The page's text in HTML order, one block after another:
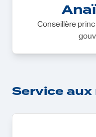
Conseillère
Service